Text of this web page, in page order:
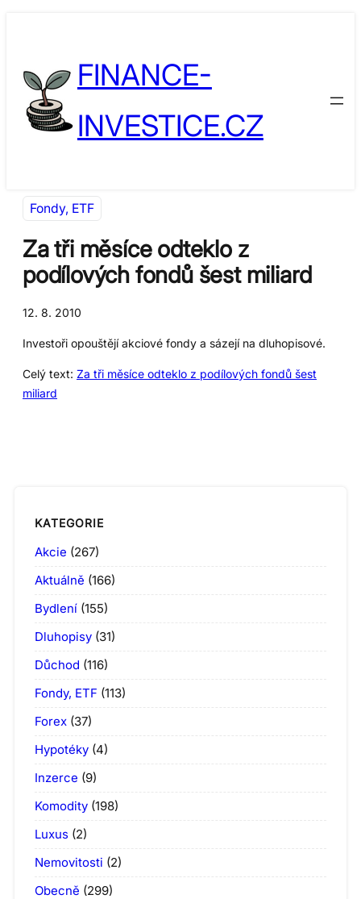
FINANCE-
INVESTICE.CZ
Fondy, ETF
Za tři měsíce odteklo z
podílových fondů šest miliard
12. 8. 2010
Investoři opouštějí akciové fondy a sázejí na dluhopisové.
Celý text: Za tři měsíce odteklo z podílových fondů šest
miliard
KATEGORIE
Akcie (267)
Aktuálně (166)
Bydlení (155)
Dluhopisy (31)
Důchod (116)
Fondy, ETF (113)
Forex (37)
Hypotéky (4)
Inzerce (9)
Komodity (198)
Luxus (2)
Nemovitosti (2)
Obecně (299)